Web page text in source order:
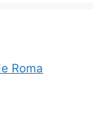
Roma